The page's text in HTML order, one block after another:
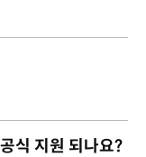
식 지원 되나요?